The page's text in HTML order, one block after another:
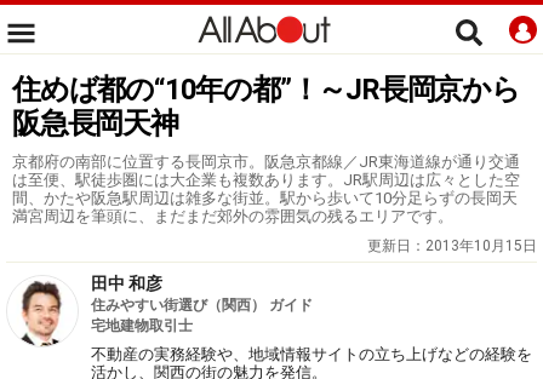
住めば都の“10年の都”！～JR長岡京から
阪急長岡天神
京都府の南部に位置する長岡京市。阪急京都線／JR東海道線が通り交通
は至便、駅徒歩圏には大企業も複数あります。JR駅周辺は広々とした空
間、かたや阪急駅周辺は雑多な街並。駅から歩いて10分足らずの長岡天
満宮周辺を筆頭に、まだまだ郊外の雰囲気の残るエリアです。
更新日： 2013年10月15日
田中 和彦
住みやすい街選び（関西） ガイド
宅地建物取引士
不動産の実務経験や、地域情報サイトの立ち上げなどの経験を
活かし、関西の街の魅力を発信。